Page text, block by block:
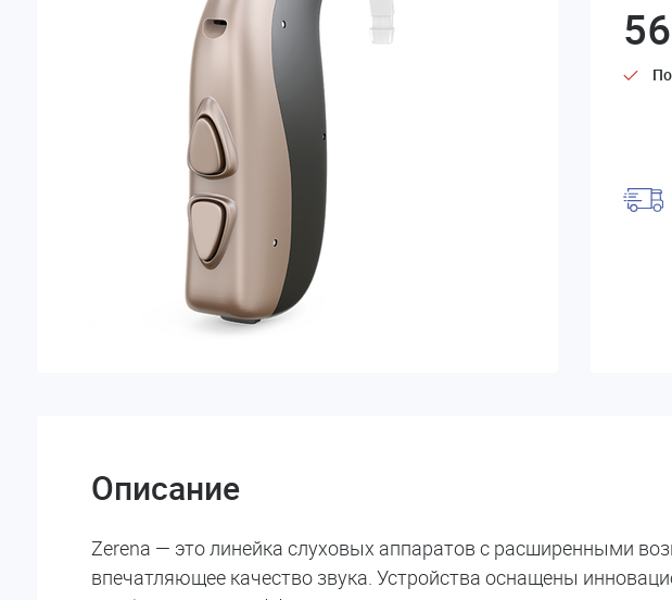
Описание
Zerena — это линейка слуховых аппаратов с расширенными
впечатляющее качество звука. Устройства оснащены